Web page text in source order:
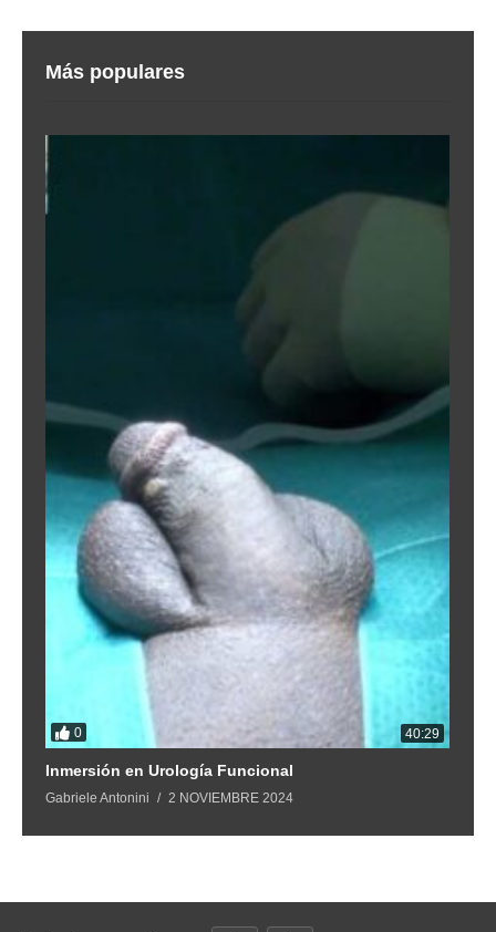
Más populares
0 40:29
Inmersión en Urología Funcional
Gabriele Antonini 2 NOVIEMBRE 2024